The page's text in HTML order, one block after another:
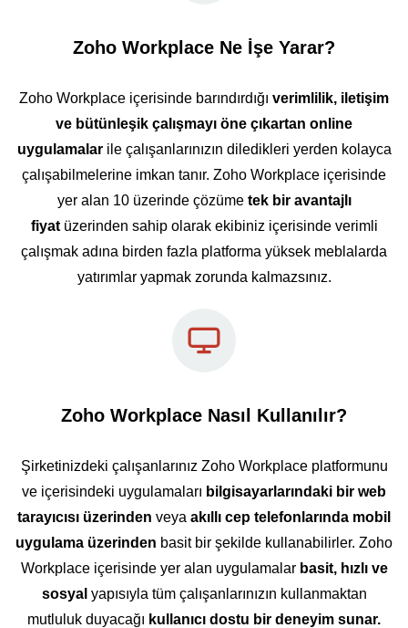
Zoho Workplace Ne İşe Yarar?
Zoho Workplace içerisinde barındırdığı verimlilik, iletişim
ve bütünleşik çalışmayı öne çıkartan online
uygulamalar ile çalışanlarınızın diledikleri yerden kolayca
çalışabilmelerine imkan tanır. Zoho Workplace içerisinde
yer alan 10 üzerinde çözüme tek bir avantajlı
fiyatüzerinden sahip olarak ekibiniz içerisinde verimli
çalışmak adına birden fazla platforma yüksek meblalarda
yatırımlar yapmak zorunda kalmazsınız.
Zoho Workplace Nasıl Kullanılır?
Şirketinizdeki çalışanlarınız Zoho Workplace platformunu
ve içerisindeki uygulamaları bilgisayarlarındaki bir web
tarayıcısı üzerinden veya akıllı cep telefonlarında mobil
uygulama üzerinden basit bir şekilde kullanabilirler. Zoho
Workplace içerisinde yer alan uygulamalar basit, hızlı ve
sosyal yapısıyla tüm çalışanlarınızın kullanmaktan
mutluluk duyacağı kullanıcı dostu bir deneyim sunar.